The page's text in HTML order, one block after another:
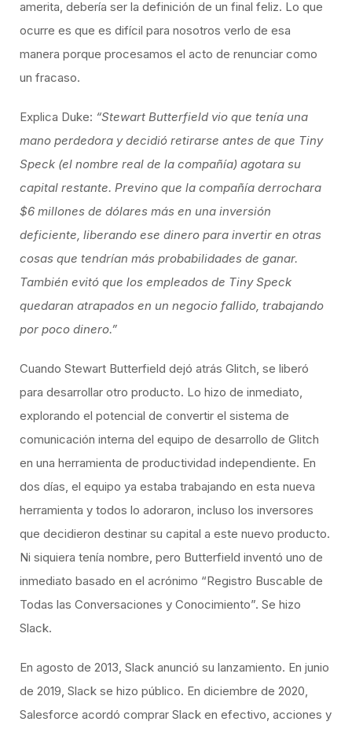
amerita, debería ser la definición de un final feliz. Lo que
ocurre es que es difícil para nosotros verlo de esa
manera porque procesamos el acto de renunciar como
un fracaso.
Explica Duke: “Stewart Butterfield vio que tenía una
mano perdedora y decidió retirarse antes de que Tiny
Speck (el nombre real de la compañía) agotara su
capital restante. Previno que la compañía derrochara
$6 millones de dólares más en una inversión
deficiente, liberando ese dinero para invertir en otras
cosas que tendrían más probabilidades de ganar.
También evitó que los empleados de Tiny Speck
quedaran atrapados en un negocio fallido, trabajando
por poco dinero.”
Cuando Stewart Butterfield dejó atrás Glitch, se liberó
para desarrollar otro producto. Lo hizo de inmediato,
explorando el potencial de convertir el sistema de
comunicación interna del equipo de desarrollo de Glitch
en una herramienta de productividad independiente. En
dos días, el equipo ya estaba trabajando en esta nueva
herramienta y todos lo adoraron, incluso los inversores
que decidieron destinar su capital a este nuevo producto.
Ni siquiera tenía nombre, pero Butterfield inventó uno de
inmediato basado en el acrónimo “Registro Buscable de
Todas las Conversaciones y Conocimiento”. Se hizo
Slack.
En agosto de 2013, Slack anunció su lanzamiento. En junio
de 2019, Slack se hizo público. En diciembre de 2020,
Salesforce acordó comprar Slack en efectivo, acciones y